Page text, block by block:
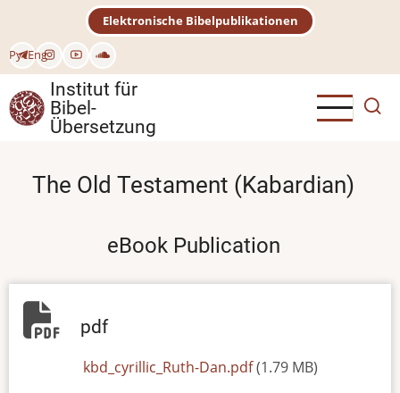
Inhalt
РусEng
Elektronische Bibelpublikationen
Institut für
Bibel-
Übersetzung
The Old Testament (Kabardian)
eBook Publication
pdf
kbd_cyrillic_Ruth-Dan.pdf (1.79 MB)